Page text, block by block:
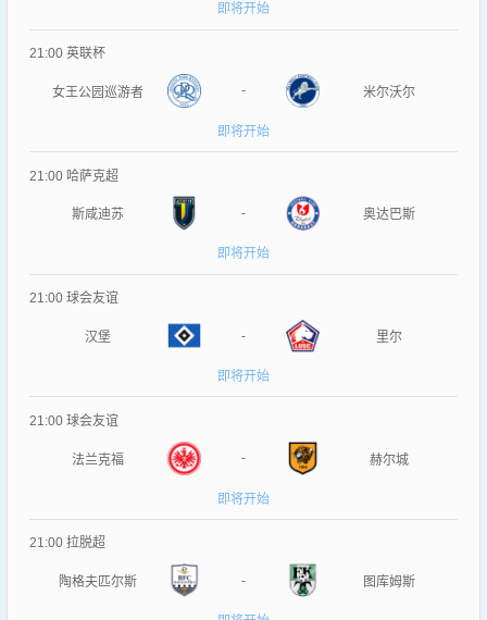
即将开始
21:00 英联杯
女王公园巡游者 - 米尔沃尔
即将开始
21:00 哈萨克超
斯咸迪苏 - 奥达巴斯
即将开始
21:00 球会友谊
汉堡 - 里尔
即将开始
21:00 球会友谊
法兰克福 - 赫尔城
即将开始
21:00 拉脱超
陶格夫匹尔斯 - 图库姆斯